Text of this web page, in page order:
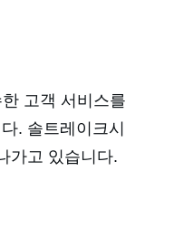
고객 서비스를
. 솔트레이크시
가고 있습니다.